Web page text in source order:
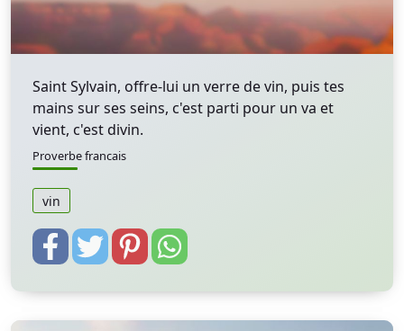
Saint Sylvain, offre-lui un verre de vin, puis tes
mains sur ses seins, c'est parti pour un va et
vient, c'est divin.
Proverbe francais
vin